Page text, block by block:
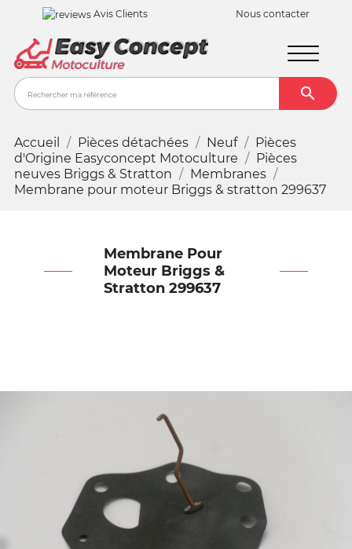
Avis Clients Nous contacter

Accueil Pièces détachées Neuf
Pièces
d'Origine Easyconcept Motoculture
Pièces
neuves Briggs & Stratton
Membranes
Membrane pour moteur Briggs & stratton 299637
Membrane Pour
Moteur Briggs &
Stratton 299637